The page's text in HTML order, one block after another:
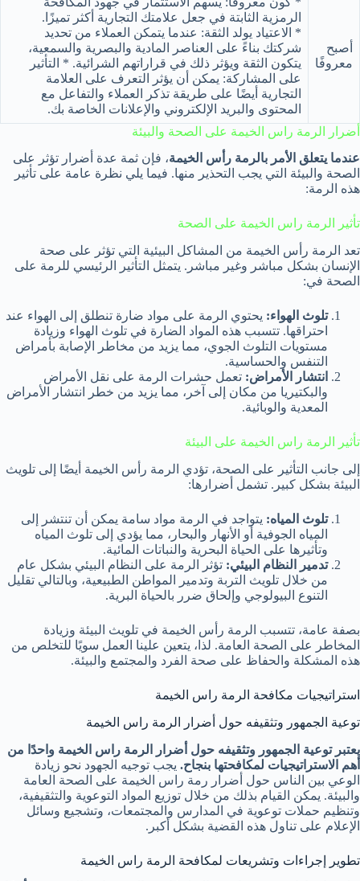
أصبح
معروفًا
الرمزية الثابتة في جعل علامتك التجارية أكثر تميزًا.
* الاعتياد يولد الثقة: عندما يتمكن العملاء من تحديد
شركتك بناءً على العناصر المادية والبصرية والسمعية،
يتكون الثقة ويؤثر ذلك في قراراتهم الشرائية. * التأثير
على المشاركة: يمكن أن يؤثر التعرف على العلامة
التجارية أيضًا على طريقة تذكر العملاء والتفاعل مع
المحتوى والبريد الإلكتروني والإعلانات الخاصة بك.
أضرار الرمة راس الخيمة على الصحة والبيئة
عندما يتعلق الأمر بالرمة رأس الخيمة، فإن ثمة عدة أضرار تؤثر على
الصحة والبيئة التي يجب التحذير منها. فيما يلي نظرة عامة على تأثير
هذه الرمة:
تأثير الرمة راس الخيمة على الصحة
تعد الرمة رأس الخيمة من المشاكل البيئية التي تؤثر على صحة
الإنسان بشكل مباشر وغير مباشر. يتمثل التأثير الرئيسي للرمة على
الصحة في:
تلوث الهواء: يحتوي الرمة على مواد ضارة تنطلق إلى الهواء عند
احتراقها. تتسبب هذه المواد الضارة في تلوث الهواء وزيادة
مستويات التلوث الجوي، مما يزيد من مخاطر الإصابة بأمراض
التنفس والحساسية.
انتشار الأمراض: تعمل حشرات الرمة على نقل الأمراض
والبكتيريا من مكان إلى آخر، مما يزيد من خطر انتشار الأمراض
المعدية والوبائية.
تأثير الرمة راس الخيمة على البيئة
إلى جانب التأثير على الصحة، تؤدي الرمة رأس الخيمة أيضًا إلى تلويث
البيئة بشكل كبير. تشمل أضرارها:
تلوث المياه: يتواجد في الرمة مواد سامة يمكن أن تنتشر إلى
المياه الجوفية أو الأنهار والبحار، مما يؤدي إلى تلوث المياه
وتأثيرها على الحياة البحرية والنباتات المائية.
تدمير النظام البيئي: تؤثر الرمة على النظام البيئي بشكل عام
من خلال تلويث التربة وتدمير المواطن الطبيعية، وبالتالي تقليل
التنوع البيولوجي وإلحاق ضرر بالحياة البرية.
بصفة عامة، تتسبب الرمة رأس الخيمة في تلويث البيئة وزيادة
المخاطر على الصحة العامة. لذا، يتعين علينا العمل سويًا للتخلص من
هذه المشكلة والحفاظ على صحة الفرد والمجتمع والبيئة.
استراتيجيات مكافحة الرمة راس الخيمة
توعية الجمهور وتثقيفه حول أضرار الرمة راس الخيمة
يعتبر توعية الجمهور وتثقيفه حول أضرار الرمة راس الخيمة واحدًا من
أهم الاستراتيجيات لمكافحتها بنجاح. يجب توجيه الجهود نحو زيادة
الوعي بين الناس حول أضرار رمة راس الخيمة على الصحة العامة
والبيئة. يمكن القيام بذلك من خلال توزيع المواد التوعوية والتثقيفية،
وتنظيم حملات توعوية في المدارس والمجتمعات، وتشجيع وسائل
الإعلام على تناول هذه القضية بشكل أكبر.
تطوير إجراءات وتشريعات لمكافحة الرمة راس الخيمة